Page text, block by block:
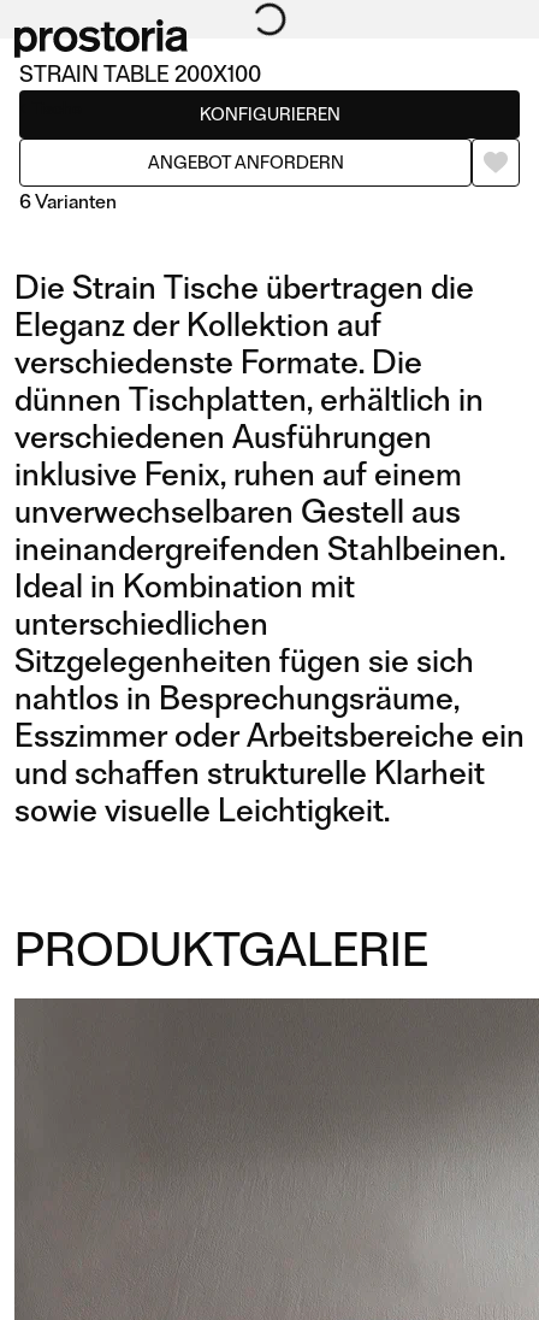
STRAIN TABLE 200X100
KONFIGURIEREN
ANGEBOT ANFORDERN
6 Varianten
TABLE 200X100 TABLE 240X100
Die Strain Tische übertragen die
Eleganz der Kollektion auf
verschiedenste Formate. Die
dünnen Tischplatten, erhältlich in
verschiedenen Ausführungen
inklusive Fenix, ruhen auf einem
unverwechselbaren Gestell aus
ineinandergreifenden Stahlbeinen.
Ideal in Kombination mit
unterschiedlichen
Sitzgelegenheiten fügen sie sich
nahtlos in Besprechungsräume,
Esszimmer oder Arbeitsbereiche ein
und schaffen strukturelle Klarheit
sowie visuelle Leichtigkeit.
PRODUKTGALERIE